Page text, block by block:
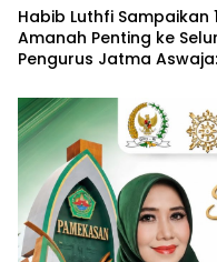
Habib Luthfi Sampaikan
Amanah Penting ke
Pengurus Jatma Aswaja:
Persatuan, Jangan
Terjebak Fitnah